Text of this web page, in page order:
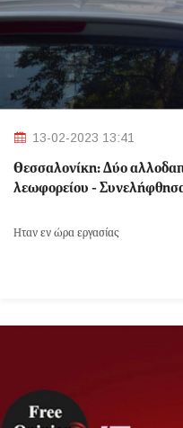
13-02-2023 13:41
Θεσσαλονίκη: Δύο
λεωφορείου -
Ήταν εν ώρα εργασίας